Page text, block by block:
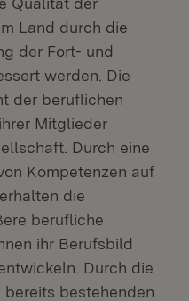
Land durch die
der Fort- und
werden. Die
der beruflichen
Mitglieder
Durch eine
Kompetenzen auf
die
berufliche
ihr Berufsbild
Durch die
bestehenden